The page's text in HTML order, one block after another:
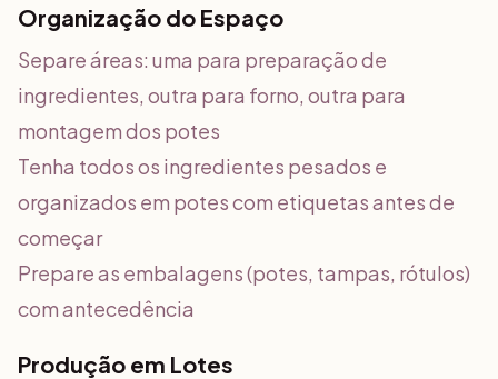
Organização do Espaço
Separe áreas: uma para preparação de
ingredientes, outra para forno, outra para
montagem dos potes
Tenha todos os ingredientes pesados e
organizados em potes com etiquetas antes de
começar
Prepare as embalagens (potes, tampas, rótulos)
com antecedência
Produção em Lotes